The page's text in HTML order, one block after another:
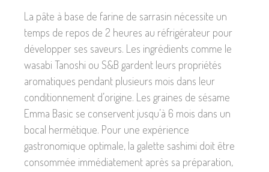
La pâte à base de farine de sarrasin nécessite un
temps de repos de 2 heures au réfrigérateur pour
développer ses saveurs. Les ingrédients comme le
wasabi Tanoshi ou S&B gardent leurs propriétés
aromatiques pendant plusieurs mois dans leur
conditionnement d’origine. Les graines de sésame
Emma Basic se conservent jusqu’à 6 mois dans un
bocal hermétique. Pour une expérience
gastronomique optimale, la galette sashimi doit être
consommée immédiatement après sa préparation,